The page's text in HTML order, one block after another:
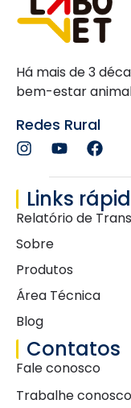
Há mais de 3
bem-estar
Redes Rural
Links
Relatório de
Sobre
Produtos
Área Técnica
Blog
Contatos
Fale conosco
Trabalhe conosco